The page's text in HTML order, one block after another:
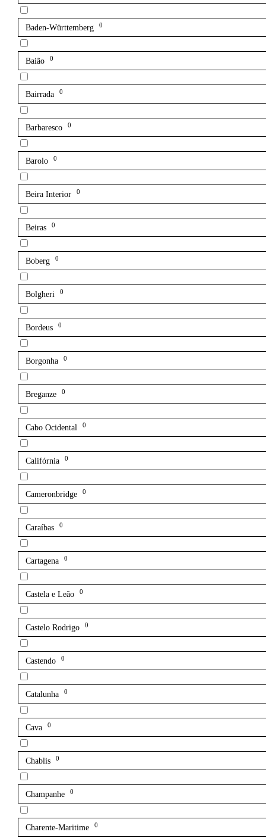
Baden-Württemberg 0
Baião 0
Bairrada 0
Barbaresco 0
Barolo 0
Beira Interior 0
Beiras 0
Boberg 0
Bolgheri 0
Bordeus 0
Borgonha 0
Breganze 0
Cabo Ocidental 0
Califórnia 0
Cameronbridge 0
Caraíbas 0
Cartagena 0
Castela e Leão 0
Castelo Rodrigo 0
Castendo 0
Catalunha 0
Cava 0
Chablis 0
Champanhe 0
Charente-Maritime 0